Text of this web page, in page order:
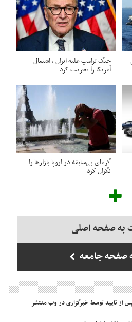
جنگ ترامپ علیه ایران ، اشتغال
آمریکا را تخریب کرد
گرمای بی‌سابقه در اروپا بازارها را
نگران کرد
به صفحه اصلی
صفحه جامعه
از تایید توسط خبرگزاری در وب منتشر